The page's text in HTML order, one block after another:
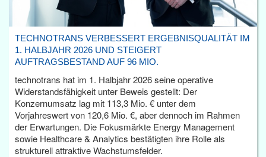
TECHNOTRANS VERBESSERT ERGEBNISQUALITÄT IM
1. HALBJAHR 2026 UND STEIGERT
AUFTRAGSBESTAND AUF 96 MIO.
technotrans hat im 1. Halbjahr 2026 seine operative
Widerstandsfähigkeit unter Beweis gestellt: Der
Konzernumsatz lag mit 113,3 Mio. € unter dem
Vorjahreswert von 120,6 Mio. €, aber dennoch im Rahmen
der Erwartungen. Die Fokusmärkte Energy Management
sowie Healthcare & Analytics bestätigten ihre Rolle als
strukturell attraktive Wachstumsfelder.